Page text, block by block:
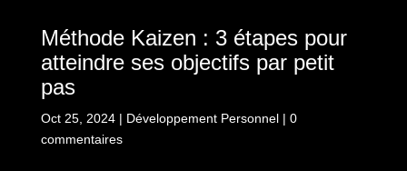
Méthode Kaizen : 3 étapes pour
atteindre ses objectifs par petit
pas
Oct 25, 2024| Développement Personnel| 0
commentaires